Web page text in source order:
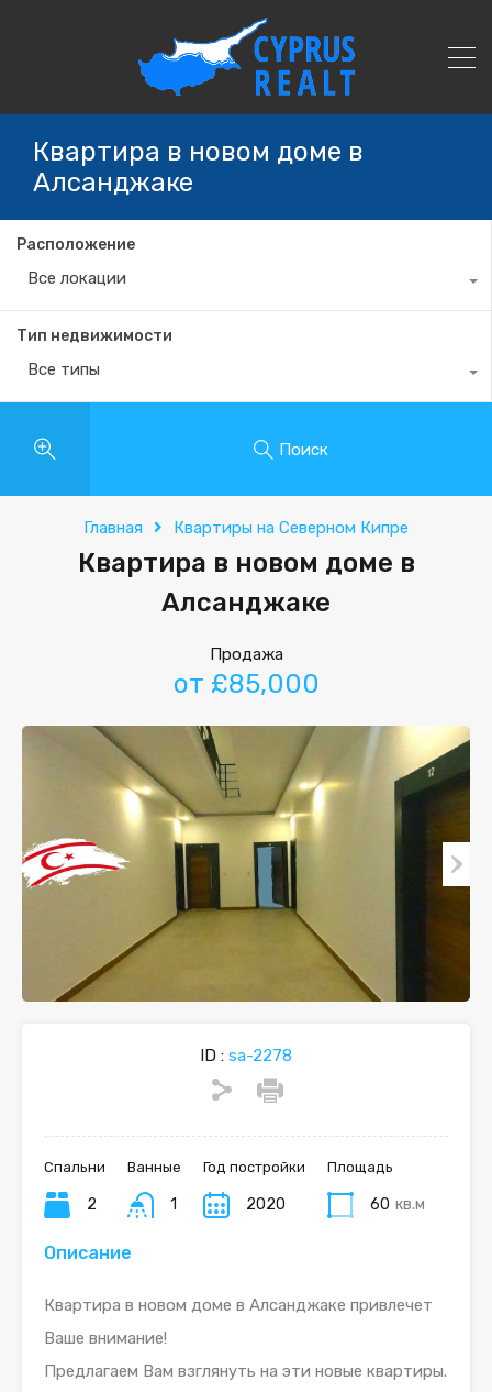
Квартира в новом доме в
Алсанджаке
Расположение
Все локации
Тип недвижимости
Все типы
Поиск
Главная Квартиры на Северном Кипре
Квартира в новом доме в
Алсанджаке
Продажа
от £85,000
ID : sa-2278
Спальни
2
Ванные
1
Год постройки
2020
Площадь
60 кв.м
Описание
Квартира в новом доме в Алсанджаке привлечет
Ваше внимание!
Предлагаем Вам взглянуть на эти новые квартиры.